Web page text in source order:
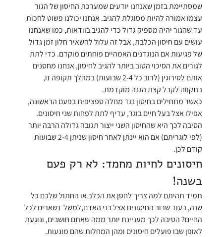
שמסתיימת בזמן שאנחנו יודעים שמערכת החיסון של הגור
עצמו אמורה להיות מסוגלת להגיב. אנחנו יכולנו פשוט לחכות
עד שהגור יהיה מספיק גדול כדי להגיב בוודאות, כמו שאנחנו
עושים עם חיסון הכלבת, אבל זה עלול להשאיר חלון זמן גדול
של פגיעות אם הנוגדנים האמהיים פוחתים מוקדם. כדי לתת
לגורים את הסיכוי הטוב ביותר להגיב לחיסון, אנחנו מחסנים
אותם לסירוגין (לרוב כל 2-4 שבועות) במהלך תקופה זו,
בתקווה לקבל קצת הגנה מוקדמת.
כאשר מתחילים בחיסון נגד מחלה ספציפית בפעם הראשונה,
אפילו אצל בעל חיים בוגר, עדיף לתת לפחות שני חיסונים.
הסיבה לכך היא שהחיסון השני ייצור תגובה גדולה הרבה יותר
(לפי לוגריתם) אם הוא יינתן לאחר חיסון שניתן 2-4 שבועות
קודם לכן.
חיסונים לחיות מחמד: לא רק פעם
בשנה!
תמיד תהיתם למה צריך לחסן את הכלב או החתול שלכם כל
שנה, בעוד שרוב החיסונים אצל בני האדם,למשל  נשארים לכל
החיים? הסיבה לכך מעניינת יותר ממה שאתם חושבים, ונוגעת
לאופן שבו פועלים חיסונים ומהן המחלות שהם מונעות.